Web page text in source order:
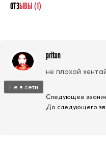
ОТЗЫВЫ (1)
Не в сети
priton
не плохой
Следующее
До следующего